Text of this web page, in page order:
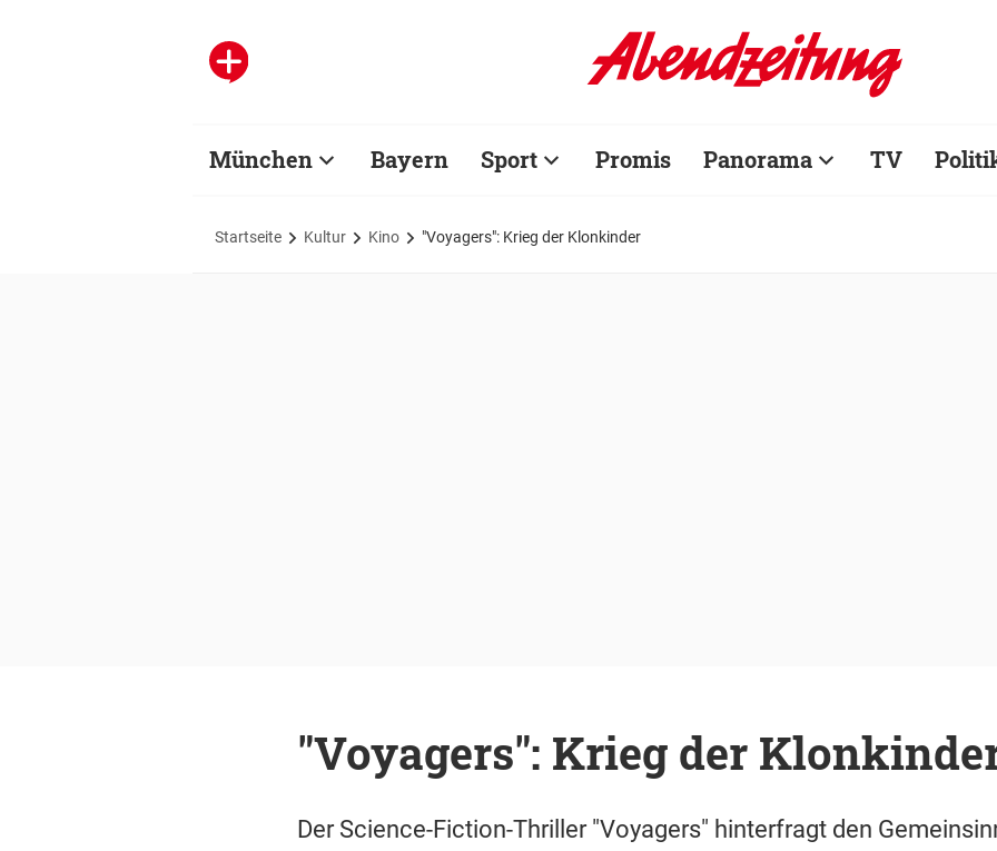
München Bayern Sport Promis Panorama TV
Startseite Kultur Kino "Voyagers": Krieg der Klonkinder
"Voyagers": Krieg der
Der Science-Fiction-Thriller "Voyagers" hinterfragt den